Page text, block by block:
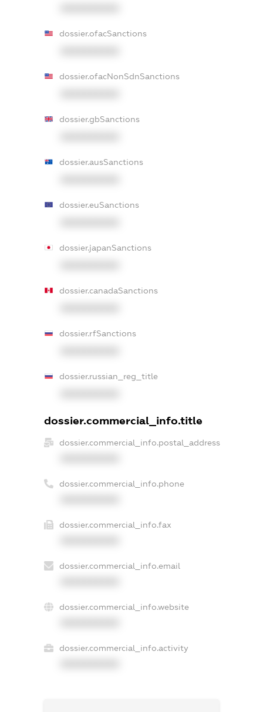
dossier.ofacSanctions
dossier.ofacNonSdnSanctions
dossier.gbSanctions
dossier.ausSanctions
dossier.euSanctions
dossier.japanSanctions
dossier.canadaSanctions
dossier.rfSanctions
dossier.russian_reg_title
dossier.commercial_info.title
dossier.commercial_info.postal_address
dossier.commercial_info.phone
dossier.commercial_info.fax
dossier.commercial_info.email
dossier.commercial_info.website
dossier.commercial_info.activity